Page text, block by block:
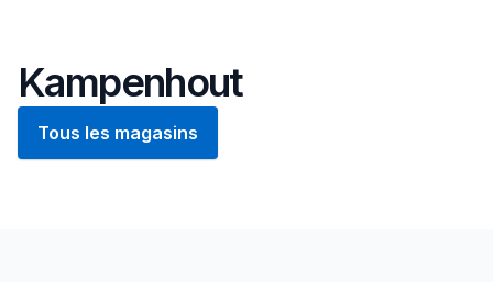
Kampenhout
Tous les magasins